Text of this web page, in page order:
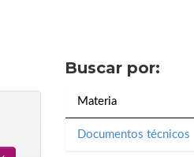
Buscar por:
Materia
Documentos técnicos